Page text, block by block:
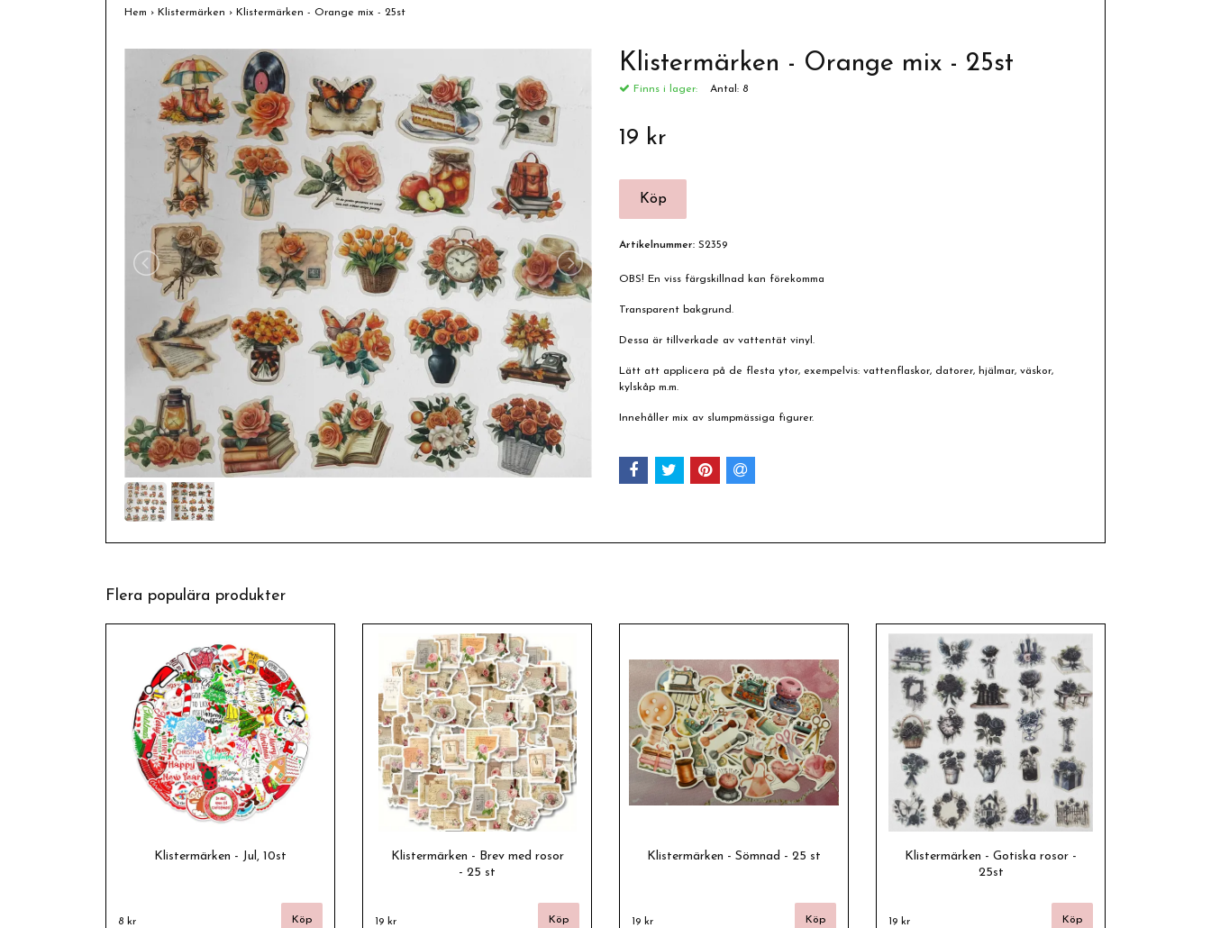
Hem › Klistermärken › Klistermärken - Orange mix - 25st
Klistermärken - Orange mix - 25st
Finns i lager: Antal: 8
19 kr
Artikelnummer: S2359
OBS! En viss färgskillnad kan förekomma
Transparent bakgrund.
Dessa är tillverkade av vattentät vinyl.
Lätt att applicera på de flesta ytor, exempelvis: vattenflaskor, datorer, hjälmar, väskor,
kylskåp m.m.
Innehåller mix av slumpmässiga figurer.
Flera populära produkter
Klistermärken - Jul, 10st
8 kr
Klistermärken - Brev med rosor
- 25 st
19 kr
Klistermärken - Sömnad - 25 st
19 kr
Klistermärken - Gotiska rosor -
25st
19 kr